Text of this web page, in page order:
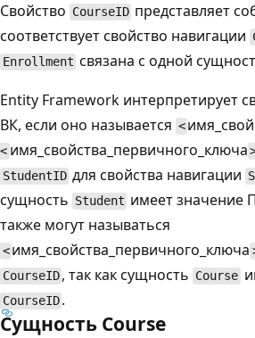
Свойство CourseID представляет
соответствует свойство навигации
Enrollment связана с одной
Entity Framework интерпретирует
ВК, если оно называется <
<имя_свойства_первичного_ключа
StudentID для свойства навигации
сущность Student имеет значение
также могут называться
< имя_свойства_первичного_ключа
CourseID , так как сущность Course
CourseID .
Сущность Course